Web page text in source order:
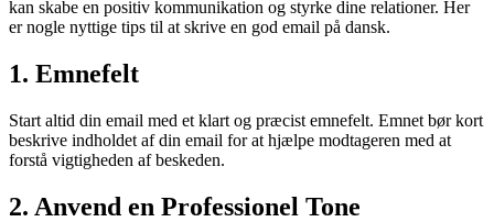
kan skabe en positiv kommunikation og styrke dine relationer. Her
er nogle nyttige tips til at skrive en god email på dansk.
1. Emnefelt
Start altid din email med et klart og præcist emnefelt. Emnet bør kort
beskrive indholdet af din email for at hjælpe modtageren med at
forstå vigtigheden af beskeden.
2. Anvend en Professionel Tone